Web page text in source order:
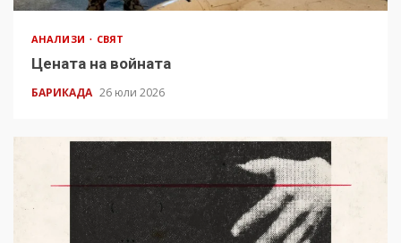
АНАЛИЗИ СВЯТ
Цената на войната
БАРИКАДА 26 юли 2026